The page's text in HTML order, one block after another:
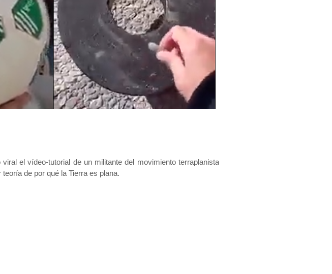
el vídeo-tutorial de un militante del movimiento terraplanista
de por qué la Tierra es plana.